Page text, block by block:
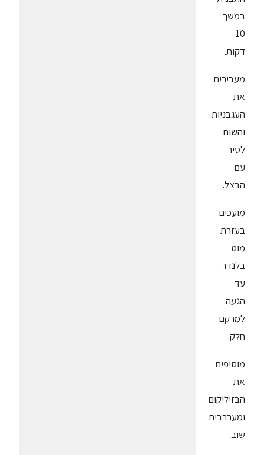
במשך
10
דקות.
מעבירים
את
העגבניות
והשום
לסיר
עם
הבצל.
מועכים
בעזרת
מוט
בלנדר
עד
הגעה
למרקם
חלק.
מוסיפים
את
הבזיליקום
ומערבבים
שוב.